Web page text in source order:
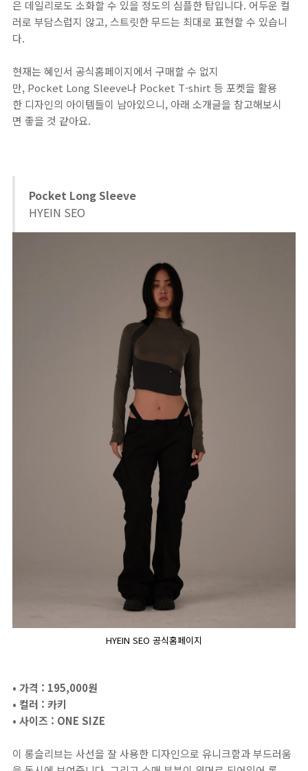
은 데일리로도 소화할 수 있을 정도의 심플한 탑입니다. 어두운 컬
러로 부담스럽지 않고, 스트릿한 무드는 최대로 표현할 수 있습니
다.
현재는 혜인서 공식홈페이지에서 구매할 수 없지
만, Pocket Long Sleeve나 Pocket T-shirt 등 포켓을 활용
한 디자인의 아이템들이 남아있으니, 아래 소개글을 참고해보시
면 좋을 것 같아요.
​Pocket Long Sleeve
HYEIN SEO
HYEIN SEO 공식홈페이지
• 가격 : 195,000원
• 컬러 : 카키
• 사이즈 : ONE SIZE
이 롱슬리브는 사선을 잘 사용한 디자인으로 유니크함과 부드러움